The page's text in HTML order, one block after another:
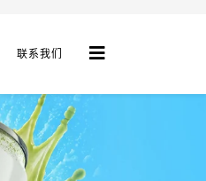
联系我们